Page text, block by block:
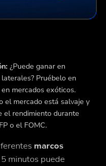
¿Puede ganar en
Pruébelo en
en mercados exóticos.
el mercado está salvaje y
el rendimiento durante
o el FOMC.
marcos
minutos puede